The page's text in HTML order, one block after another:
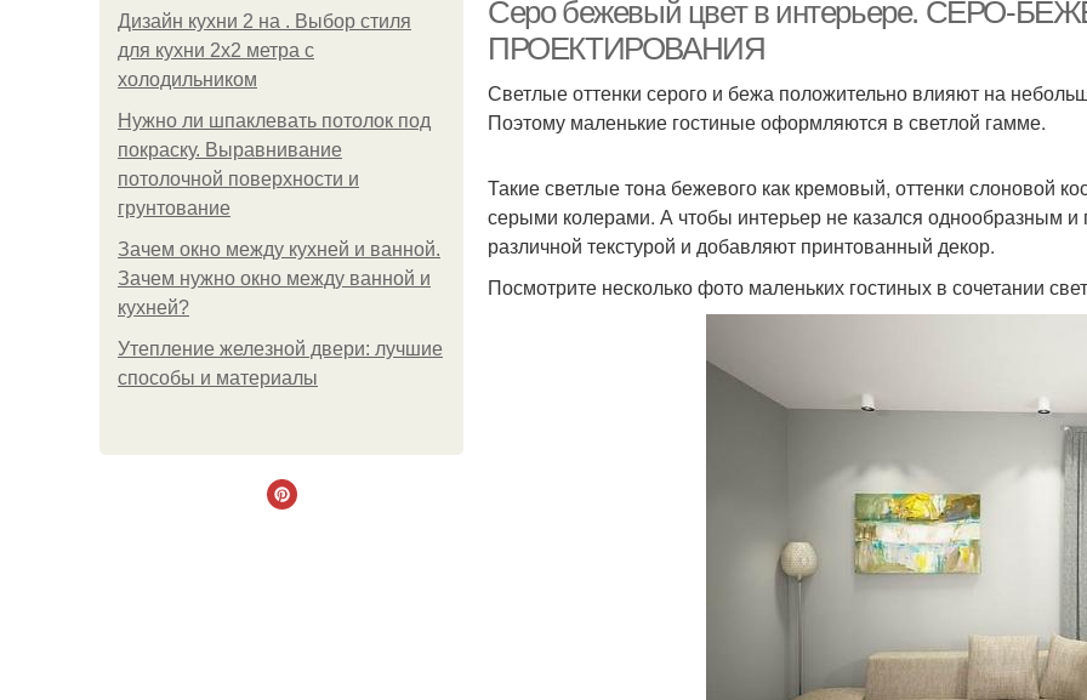
Дизайн кухни 2 на . Выбор стиля
для кухни 2х2 метра с
холодильником
Нужно ли шпаклевать потолок под
покраску. Выравнивание
потолочной поверхности и
грунтование
Зачем окно между кухней и ванной.
Зачем нужно окно между ванной и
кухней?
Утепление железной двери: лучшие
способы и материалы
Серо бежевый цвет в интерьере. СЕРО-
ПРОЕКТИРОВАНИЯ
Светлые оттенки серого и бежа положительно влияют на
Поэтому маленькие гостиные оформляются в светлой гамме.
Такие светлые тона бежевого как кремовый, оттенки слоновой
серыми колерами. А чтобы интерьер не казался однообразным
различной текстурой и добавляют принтованный декор.
Посмотрите несколько фото маленьких гостиных в сочетании